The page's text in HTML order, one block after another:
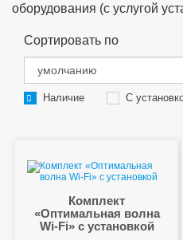
оборудования (с услугой
Сортировать по
Наличие С
Комплект
«Оптимальная волна
Wi-Fi» с установкой